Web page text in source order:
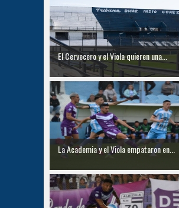
El Cervecero y el Viola quieren una...
La Academia y el Viola empataron en...